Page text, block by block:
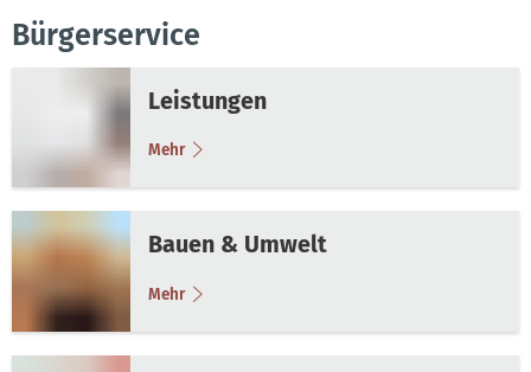
Bürgerservice
Leistungen
Mehr
Bauen & Umwelt
Mehr